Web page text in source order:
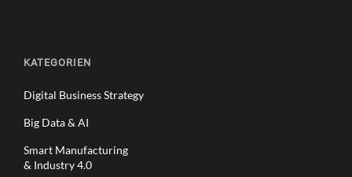
KATEGORIEN
Digital Business Strategy
Big Data & AI
Smart Manufacturing
& Industry 4.0